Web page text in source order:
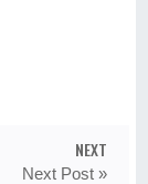
NEXT
Next Post »